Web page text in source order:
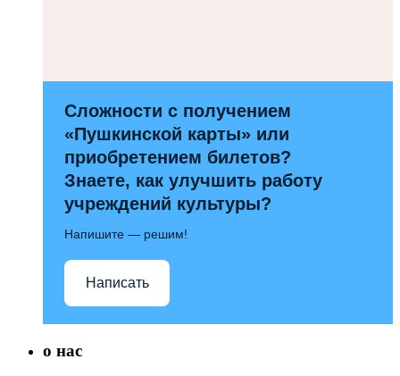
Сложности с получением
«Пушкинской карты» или
приобретением билетов?
Знаете, как улучшить работу
учреждений культуры?
Напишите — решим!
Написать
о нас